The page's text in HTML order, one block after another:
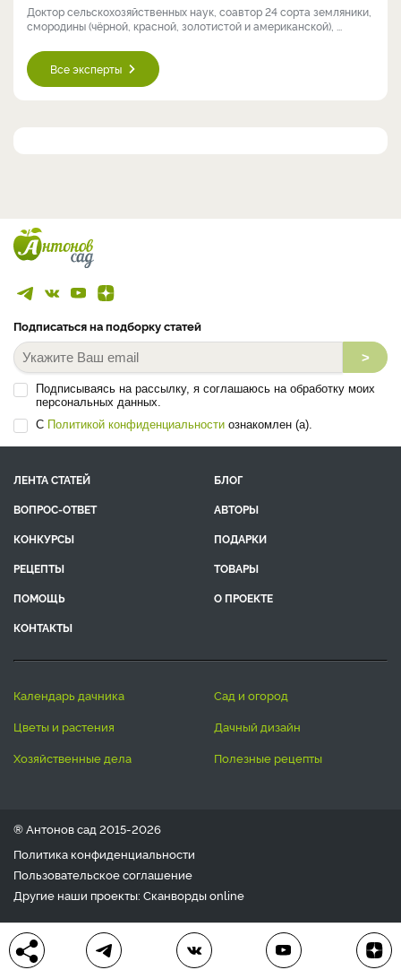
Доктор сельскохозяйственных наук, соавтор 24 сорта земляники,
смородины (чёрной, красной, золотистой и американской), ...
Все эксперты
Подписаться на подборку статей
>
Подписываясь на рассылку, я соглашаюсь на обработку моих
персональных данных.
С Политикой конфиденциальности ознакомлен (а).
ЛЕНТА СТАТЕЙ
БЛОГ
ВОПРОС-ОТВЕТ
АВТОРЫ
КОНКУРСЫ
ПОДАРКИ
РЕЦЕПТЫ
ТОВАРЫ
ПОМОЩЬ
О ПРОЕКТЕ
КОНТАКТЫ
календарь дачника
сад и огород
цветы и растения
дачный дизайн
хозяйственные дела
полезные рецепты
® Антонов сад 2015-2026
Политика конфиденциальности
Пользовательское соглашение
Другие наши проекты: Сканвордыonline
Любое использование материала допускается только с
письменного согласия редакции